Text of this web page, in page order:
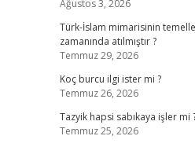
Ağustos 3, 2026
Türk-İslam mimarisinin
zamanında atılmıştır ?
Temmuz 29, 2026
Koç burcu ilgi ister mi ?
Temmuz 26, 2026
Tazyik hapsi sabıkaya işler mi
Temmuz 25, 2026